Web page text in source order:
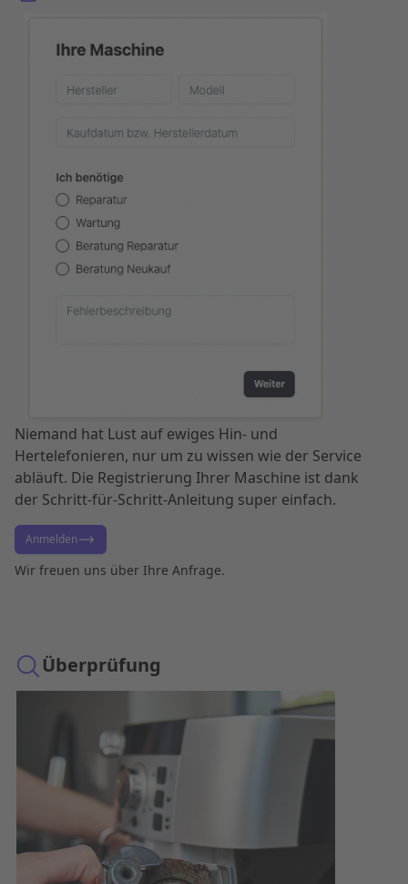
Niemand hat Lust auf ewiges Hin- und
Hertelefonieren, nur um zu wissen wie der Service
abläuft. Die Registrierung Ihrer Maschine ist dank
der Schritt-für-Schritt-Anleitung super einfach.
Anmelden
Wir freuen uns über Ihre Anfrage.
Überprüfung